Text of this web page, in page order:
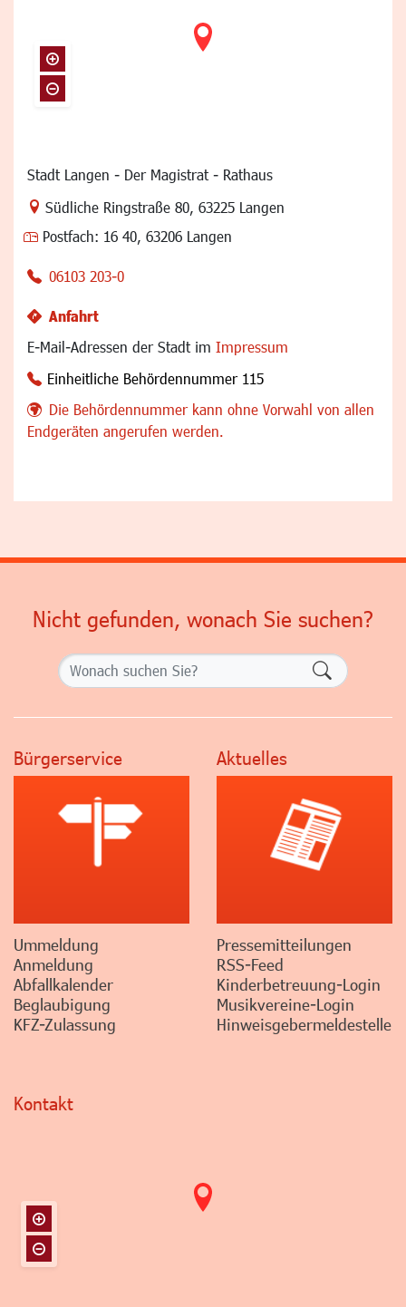
Stadt Langen - Der Magistrat - Rathaus
Link zur Google-Maps Navigation
Südliche Ringstraße 80, 63225 Langen
Postfach: 16 40, 63206 Langen
06103 203-0
Anfahrt
E-Mail-Adressen der Stadt im Impressum
Einheitliche Behördennummer 115
Die Behördennummer kann ohne Vorwahl von allen
Endgeräten angerufen werden.
Nicht gefunden, wonach Sie suchen?
Bürgerservice
Ummeldung
Anmeldung
Abfallkalender
Beglaubigung
KFZ-Zulassung
Aktuelles
Pressemitteilungen
RSS-Feed
Kinderbetreuung-Login
Musikvereine-Login
Hinweisgebermeldestelle
Kontakt